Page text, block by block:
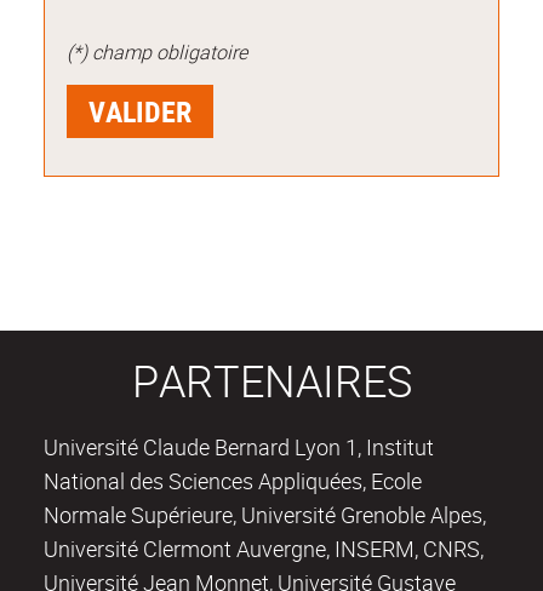
(*) champ obligatoire
PARTENAIRES
Université Claude Bernard Lyon 1, Institut
National des Sciences Appliquées, Ecole
Normale Supérieure, Université Grenoble Alpes,
Université Clermont Auvergne, INSERM, CNRS,
Université Jean Monnet, Université Gustave